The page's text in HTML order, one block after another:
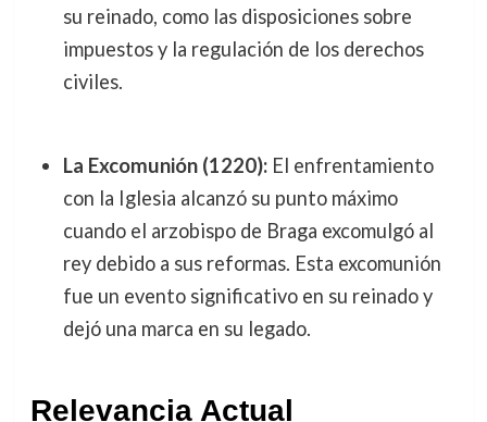
su reinado, como las disposiciones sobre
impuestos y la regulación de los derechos
civiles.
La Excomunión (1220):El enfrentamiento
con la Iglesia alcanzó su punto máximo
cuando el arzobispo de Braga excomulgó al
rey debido a sus reformas. Esta excomunión
fue un evento significativo en su reinado y
dejó una marca en su legado.
Relevancia Actual